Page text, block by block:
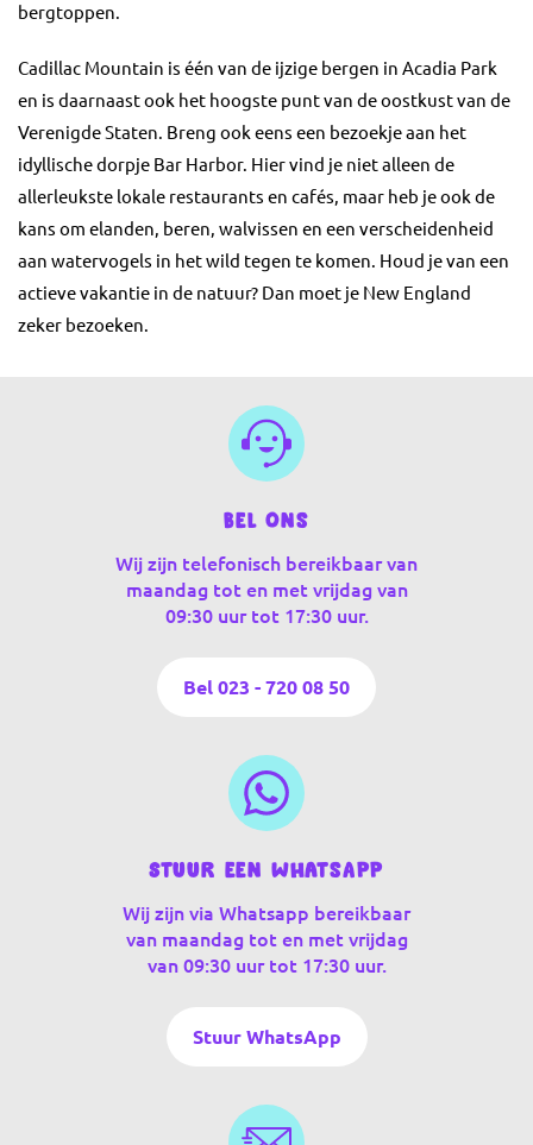
bergtoppen.
Cadillac Mountain is één van de ijzige bergen in Acadia Park
en is daarnaast ook het hoogste punt van de oostkust van de
Verenigde Staten. Breng ook eens een bezoekje aan het
idyllische dorpje Bar Harbor. Hier vind je niet alleen de
allerleukste lokale restaurants en cafés, maar heb je ook de
kans om elanden, beren, walvissen en een verscheidenheid
aan watervogels in het wild tegen te komen. Houd je van een
actieve vakantie in de natuur? Dan moet je New England
zeker bezoeken.
Bel ons
Wij zijn telefonisch bereikbaar van
maandag tot en met vrijdag van
09:30 uur tot 17:30 uur.
Bel 023 - 720 08 50
Stuur een WhatsApp
Wij zijn via Whatsapp bereikbaar
van maandag tot en met vrijdag
van 09:30 uur tot 17:30 uur.
Stuur WhatsApp